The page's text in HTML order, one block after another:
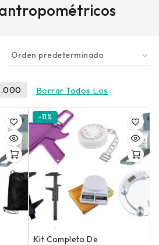
Borrar Todos Los
-11%
Kit Completo De